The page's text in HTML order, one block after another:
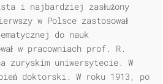
i najbardziej zasłużony
w Polsce zastosował
do nauk
w pracowniach prof. R.
uniwersytecie. W
doktorski. W roku 1913, po